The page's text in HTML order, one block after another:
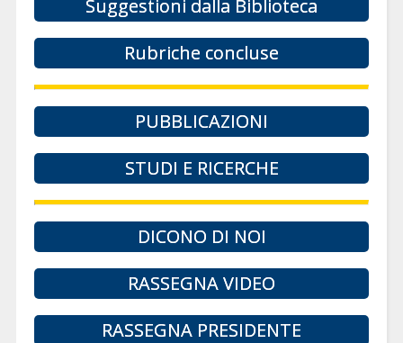
Suggestioni dalla Biblioteca
Rubriche concluse
PUBBLICAZIONI
STUDI E RICERCHE
DICONO DI NOI
RASSEGNA VIDEO
RASSEGNA PRESIDENTE